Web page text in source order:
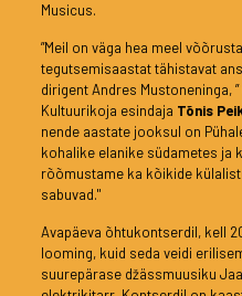
Musicus.
”Meil on väga hea meel
tegutsemisaastat tähistavat
dirigent Andres Mustoneninga,
Kultuurikoja esindaja Tõnis
nende aastate jooksul on
kohalike elanike südametes ja
rõõmustame ka kõikide
sabuvad."
Avapäeva õhtukontserdil, kell
looming, kuid seda veidi
suurepärase džässmuusiku